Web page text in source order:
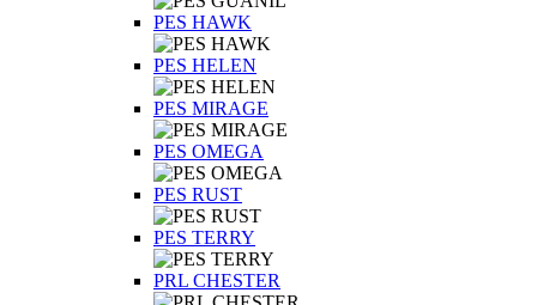
PES HAWK
PES HELEN
PES MIRAGE
PES OMEGA
PES RUST
PES TERRY
PRL CHESTER